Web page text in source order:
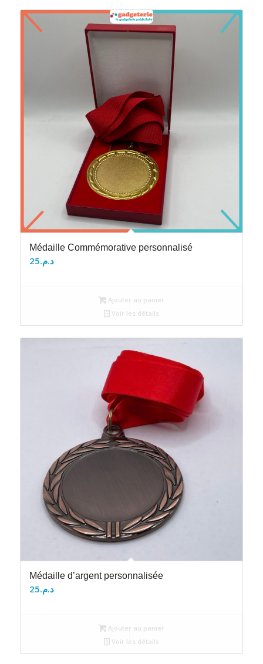
Médaille Commémorative personnalisé
د.م.25
Ajouter au panier
Voir les détails
Médaille d’argent personnalisée
د.م.25
Ajouter au panier
Voir les détails